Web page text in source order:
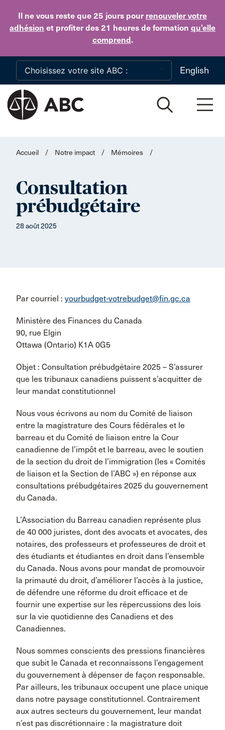
Il ne vous reste que 25 jours pour renouveler votre
adhésion et profiter des 21 heures de formation qu’elle
comprend.
Skip to main content
English
Accueil / Notre impact / Mémoires /
Consultation
prébudgétaire
28 août 2025
Par courriel : yourbudget-votrebudget@fin.gc.ca
Ministère des Finances du Canada
90, rue Elgin
Ottawa (Ontario) K1A 0G5
Objet : Consultation prébudgétaire 2025 – S’assurer
que les tribunaux canadiens puissent s’acquitter de
leur mandat constitutionnel
Nous vous écrivons au nom du Comité de liaison
entre la magistrature des Cours fédérales et le
barreau et du Comité de liaison entre la Cour
canadienne de l’impôt et le barreau, avec le soutien
de la section du droit de l’immigration (les « Comités
de liaison et la Section de l’ABC ») en réponse aux
consultations prébudgétaires 2025 du gouvernement
du Canada.
L’Association du Barreau canadien représente plus
de 40 000 juristes, dont des avocats et avocates, des
notaires, des professeurs et professeures de droit et
des étudiants et étudiantes en droit dans l’ensemble
du Canada. Nous avons pour mandat de promouvoir
la primauté du droit, d’améliorer l’accès à la justice,
de défendre une réforme du droit efficace et de
fournir une expertise sur les répercussions des lois
sur la vie quotidienne des Canadiens et des
Canadiennes.
Nous sommes conscients des pressions financières
que subit le Canada et reconnaissons l’engagement
du gouvernement à dépenser de façon responsable.
Par ailleurs, les tribunaux occupent une place unique
dans notre paysage constitutionnel. Contrairement
aux autres secteurs du gouvernement, leur mandat
n’est pas discrétionnaire : la magistrature doit